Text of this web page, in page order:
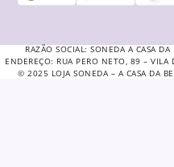
RAZÃO SOCIAL: SONEDA A CASA
ENDEREÇO: RUA PERO NETO, 89 –
© 2025 LOJA SONEDA – A CASA DA